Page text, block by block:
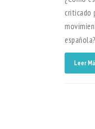
criticado
Leer